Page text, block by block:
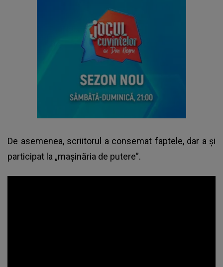
De asemenea, scriitorul a consemat faptele, dar a și
participat la „mașinăria de putere”.